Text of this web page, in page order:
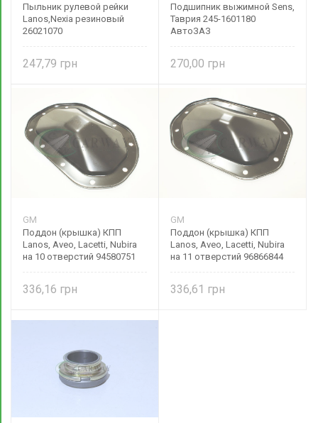
Пыльник рулевой рейки
Lanos,Nexia резиновый
26021070
247,79
Подшипник выжимной Sens,
Таврия 245-1601180
АвтоЗАЗ
270,00
GM
Поддон (крышка) КПП
Lanos, Aveo, Lacetti, Nubira
на 10 отверстий 94580751
336,16
GM
Поддон (крышка) КПП
Lanos, Aveo, Lacetti, Nubira
на 11 отверстий 96866844
336,61